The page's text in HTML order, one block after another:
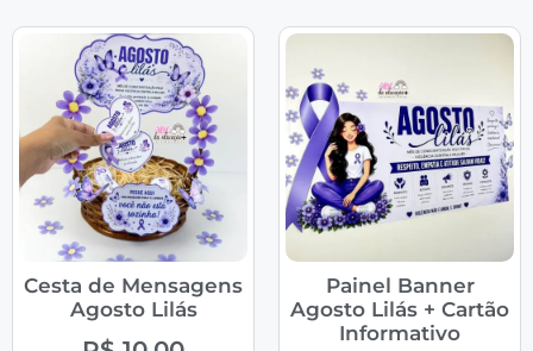
Cesta de Mensagens
Agosto Lilás
Painel Banner
Agosto Lilás + Cartão
Informativo